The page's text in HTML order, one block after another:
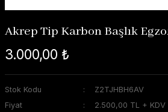
Akrep Tip Karbon Başlık
3.000,00 ₺
Stok Kodu
Z2TJHBH6AV
Fiyat
2.500,00 TL + KDV